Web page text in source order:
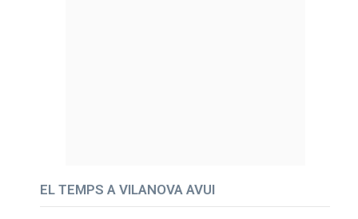
EL TEMPS A VILANOVA AVUI